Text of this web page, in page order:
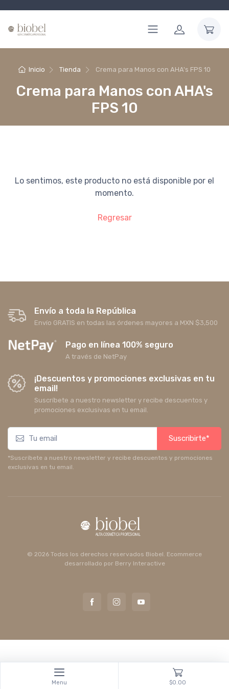
Inicio Tienda Crema para Manos con AHA's FPS 10
Crema para Manos con AHA's
FPS 10
Lo sentimos, este producto no está disponible por el
momento.
Regresar
Envío a toda la República
Envío GRATIS en todas las órdenes mayores a MXN $3,500
Pago en línea 100% seguro
A través de NetPay
¡Descuentos y promociones exclusivas en tu
email!
Suscríbete a nuestro newsletter y recibe descuentos y
promociones exclusivas en tu email.
Suscribirte*
*Suscríbete a nuestro newsletter y recibe descuentos y promociones
exclusivas en tu email.
© 2026 Todos los derechos reservados Biobel. Ecommerce
desarrollado por Berry Interactive
Menu $0.00